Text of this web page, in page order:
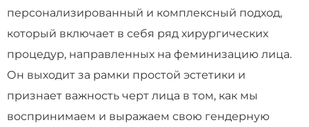
персонализированный и комплексный подход,
который включает в себя ряд хирургических
процедур, направленных на феминизацию лица.
Он выходит за рамки простой эстетики и
признает важность черт лица в том, как мы
воспринимаем и выражаем свою гендерную